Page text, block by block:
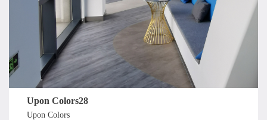
Upon Colors28
Upon Colors